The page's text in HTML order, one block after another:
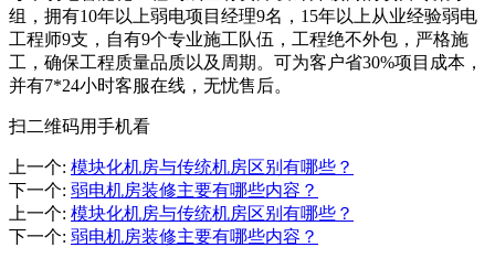
组，拥有10年以上弱电项目经理9名，15年以上从业经验弱电
工程师9支，自有9个专业施工队伍，工程绝不外包，严格施
工，确保工程质量品质以及周期。可为客户省30%项目成本，
并有7*24小时客服在线，无忧售后。
扫二维码用手机看
上一个: 模块化机房与传统机房区别有哪些？
下一个: 弱电机房装修主要有哪些内容？
上一个: 模块化机房与传统机房区别有哪些？
下一个: 弱电机房装修主要有哪些内容？